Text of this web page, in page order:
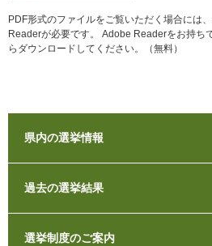
PDF形式のファイルをご覧いただく場合には
Readerが必要です。
Adobe Readerをお持ち
らダウンロードしてください。（無料）
県内の選挙情報
過去の選挙結果
選挙制度のご案内